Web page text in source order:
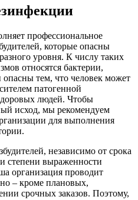
профессиональное
которые опасны
уровня. К числу таких
относятся бактерии,
тем, что человек может
патогенной
людей. Чтобы
исход, мы рекомендуем
для выполнения
независимо от срока
степени выраженности
организация проводит
– кроме плановых,
срочных заказов. Поэтому,